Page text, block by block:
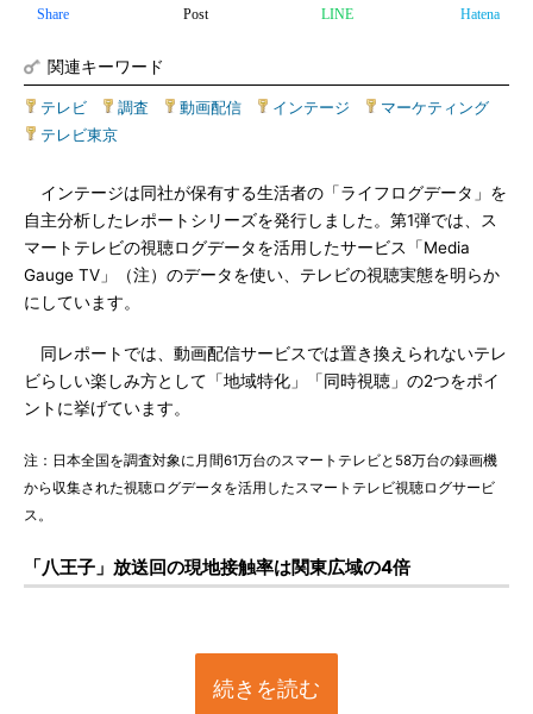
Share Post LINE Hatena
関連キーワード
テレビ 調査 動画配信 インテージ マーケティング
テレビ東京
インテージは同社が保有する生活者の「ライフログデータ」を
自主分析したレポートシリーズを発行しました。第1弾では、ス
マートテレビの視聴ログデータを活用したサービス「Media
Gauge TV」（注）のデータを使い、テレビの視聴実態を明らか
にしています。
同レポートでは、動画配信サービスでは置き換えられないテレ
ビらしい楽しみ方として「地域特化」「同時視聴」の2つをポイ
ントに挙げています。
注：日本全国を調査対象に月間61万台のスマートテレビと58万台の録画機
から収集された視聴ログデータを活用したスマートテレビ視聴ログサービ
ス。
「八王子」放送回の現地接触率は関東広域の4倍
続きを読む